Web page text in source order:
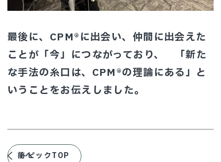
最後に、CPM®に出会い、仲間に出会えた
ことが「今」につながっており、 「新た
な手法の糸口は、CPM®の理論にある」と
いうことをお伝えしました。
前へ
トピックTOP